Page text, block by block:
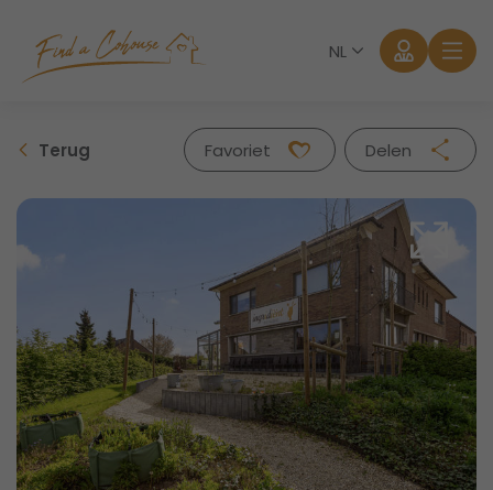
NL
Aanmelden
Wachtwoord vergeten?
Terug Favoriet
Delen
Facebook
Twitter
Whatsapp
Mail